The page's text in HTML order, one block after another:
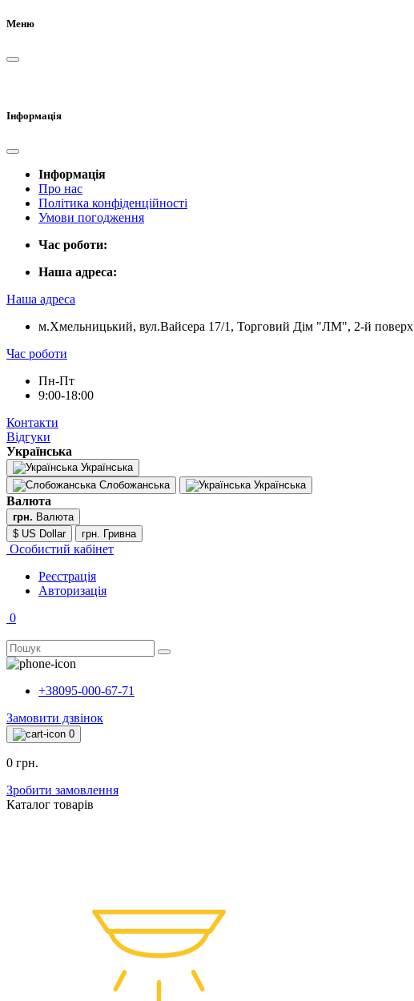
Меню
Інформація
Інформація
Про нас
Політика конфіденційності
Умови погодження
Час роботи:
Наша адреса:
Наша адреса
м.Хмельницький, вул.Вайсера 17/1, Торговий Дім "ЛМ", 2-й поверх
Час роботи
Пн-Пт
9:00-18:00
Контакти
Відгуки
Українська
Українська
Слобожанська
Українська
Валюта
грн. Валюта
$ US Dollar
грн. Гривна
Особистий кабінет
Реєстрація
Авторизація
0
+38095-000-67-71